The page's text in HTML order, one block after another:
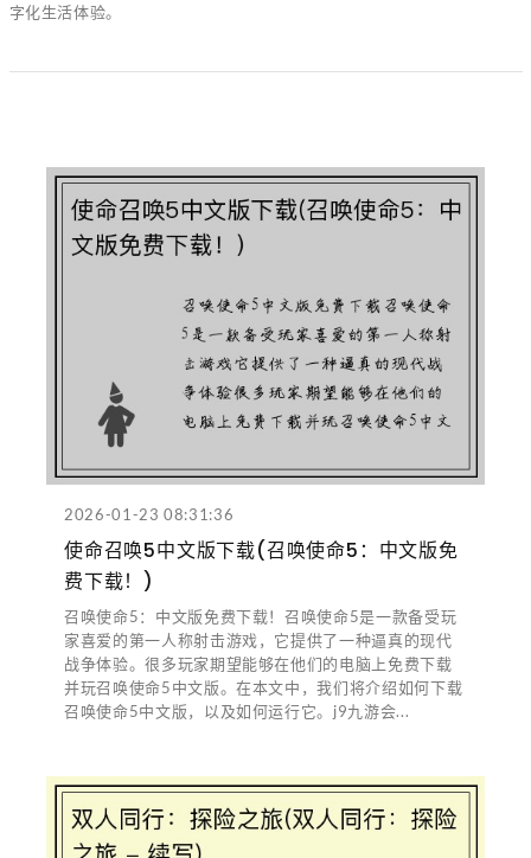
字化生活体验。
2026-01-23 08:31:36
使命召唤5中文版下载(召唤使命5：中文版免
费下载！)
召唤使命5：中文版免费下载！召唤使命5是一款备受玩
家喜爱的第一人称射击游戏，它提供了一种逼真的现代
战争体验。很多玩家期望能够在他们的电脑上免费下载
并玩召唤使命5中文版。在本文中，我们将介绍如何下载
召唤使命5中文版，以及如何运行它。j9九游会...